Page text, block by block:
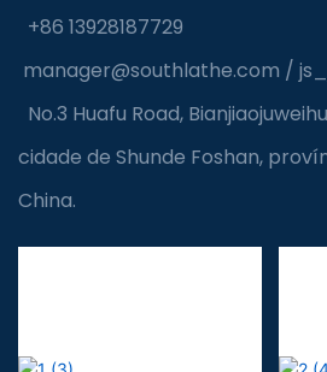
+86 13928187729
manager@southlathe.com /
No.3 Huafu Road,
cidade de Shunde Foshan,
China.